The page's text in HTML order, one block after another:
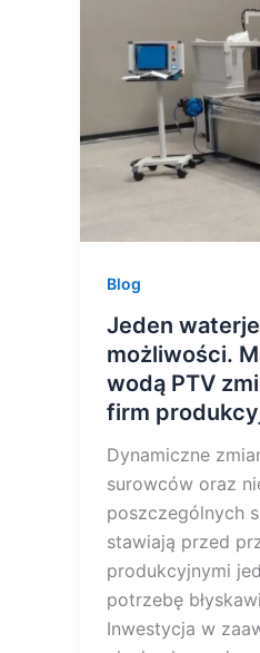
Blog
Jeden
możliwości.
wodą PTV
firm
Dynamiczne
surowców oraz
poszczególnych
stawiają przed
produkcyjnymi
potrzebę
Inwestycja w
Maszyny
do
wodą
PTV
produkcyjnych